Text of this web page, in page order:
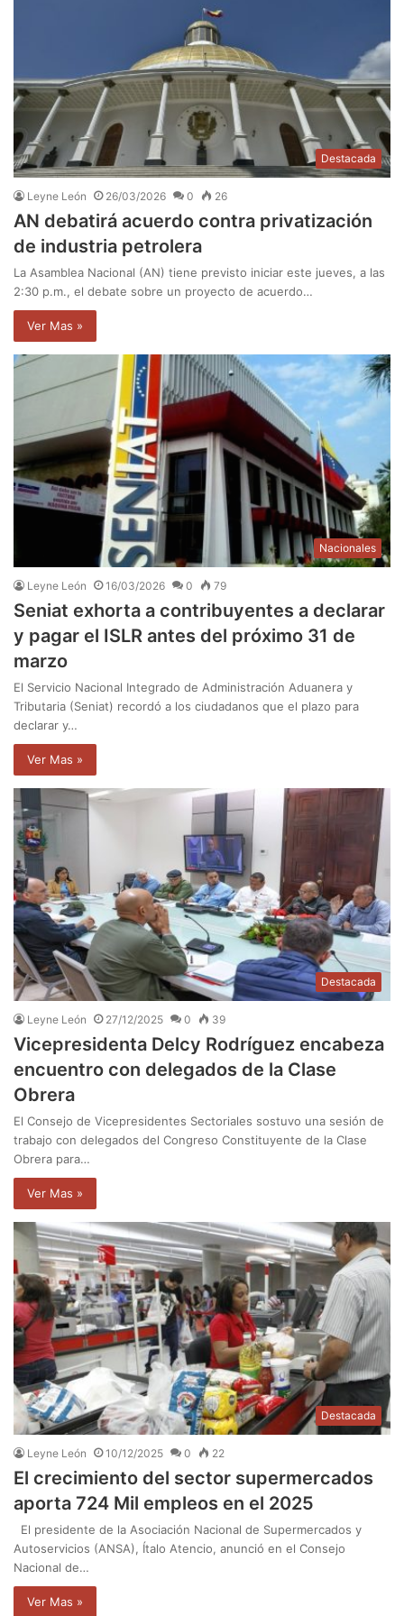
Destacada
Leyne León 26/03/2026 0 26
AN debatirá acuerdo contra privatización
de industria petrolera
La Asamblea Nacional (AN) tiene previsto iniciar este jueves, a las
2:30 p.m., el debate sobre un proyecto de acuerdo…
Ver Mas »
Nacionales
Leyne León 16/03/2026 0 79
Seniat exhorta a contribuyentes a declarar
y pagar el ISLR antes del próximo 31 de
marzo
El Servicio Nacional Integrado de Administración Aduanera y
Tributaria (Seniat) recordó a los ciudadanos que el plazo para
declarar y…
Ver Mas »
Destacada
Leyne León 27/12/2025 0 39
Vicepresidenta Delcy Rodríguez encabeza
encuentro con delegados de la Clase
Obrera
El Consejo de Vicepresidentes Sectoriales sostuvo una sesión de
trabajo con delegados del Congreso Constituyente de la Clase
Obrera para…
Ver Mas »
Destacada
Leyne León 10/12/2025 0 22
El crecimiento del sector supermercados
aporta 724 Mil empleos en el 2025
El presidente de la Asociación Nacional de Supermercados y
Autoservicios (ANSA), Ítalo Atencio, anunció en el Consejo
Nacional de…
Ver Mas »